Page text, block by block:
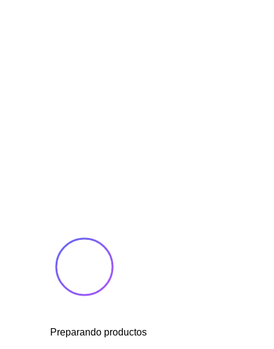
Preparando productos